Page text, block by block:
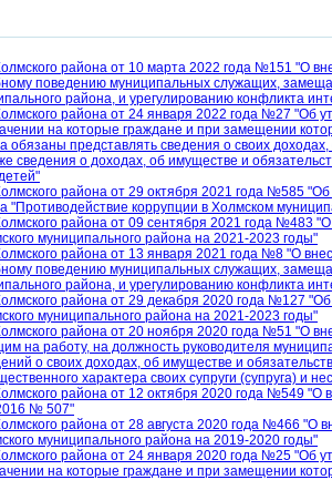
района от 10 марта 2022 года №151 "О
поведению муниципальных служащих,
района, и урегулированию конфликта
района от 24 января 2022 года №27 "Об
на которые граждане и при замещении
обязаны представлять сведения о своих
сведения о доходах, об имуществе и
района от 29 октября 2021 года №585
"Противодействие коррупции в Холмском
района от 09 сентября 2021 года №483
муниципального района на 2021-2023 годы"
района от 13 января 2021 года №8 "О
поведению муниципальных служащих,
района, и урегулированию конфликта
района от 29 декабря 2020 года №127
муниципального района на 2021-2023 годы"
района от 20 ноября 2020 года №51 "О
на работу, на должность руководителя
о своих доходах, об имуществе и
характера своих супруги (супруга) и
района от 12 октября 2020 года №549 "О
№ 507"
района от 28 августа 2020 года №466 "О
муниципального района на 2019-2020 годы"
района от 24 января 2020 года №25 "Об
на которые граждане и при замещении